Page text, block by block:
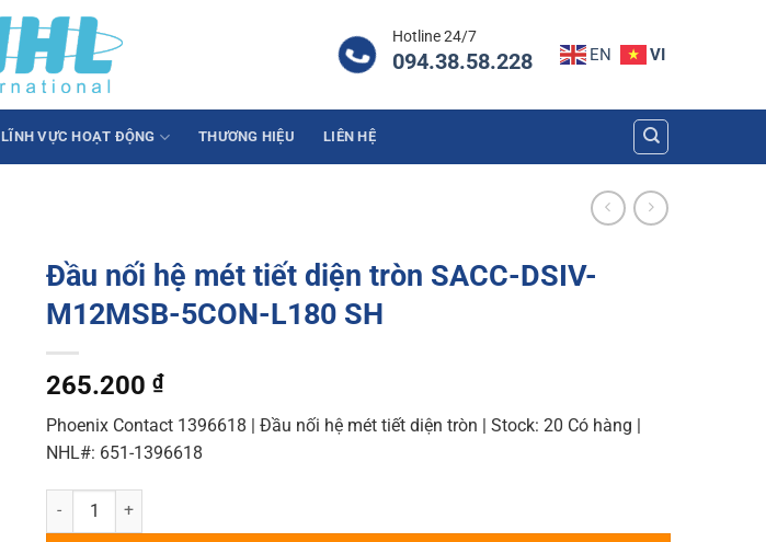
Hotline 24/7
094.38.58.228 EN VI
LĨNH VỰC HOẠT ĐỘNG THƯƠNG HIỆU LIÊN HỆ
Đầu nối hệ mét tiết diện tròn SACC-DSIV-
M12MSB-5CON-L180 SH
265.200 ₫
Phoenix Contact 1396618 | Đầu nối hệ mét tiết diện tròn | Stock: 20 Có hàng |
NHL#: 651-1396618
Đầu nối hệ mét tiết diện tròn SACC-DSIV-M12MSB-5CON-L180 SH quantity